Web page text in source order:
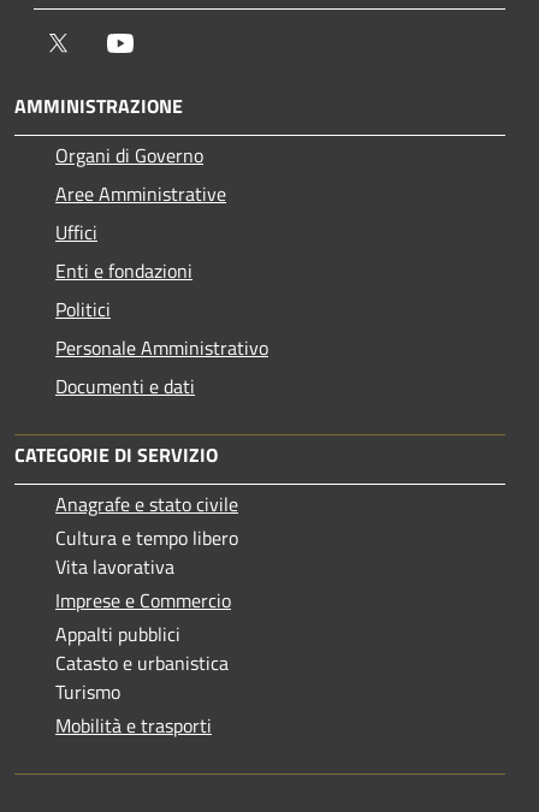
Twitter
AMMINISTRAZIONE
Organi di Governo
Aree Amministrative
Uffici
Enti e fondazioni
Politici
Personale Amministrativo
Documenti e dati
CATEGORIE DI SERVIZIO
Anagrafe e stato civile
Cultura e tempo libero
Vita lavorativa
Imprese e Commercio
Appalti pubblici
Catasto e urbanistica
Turismo
Mobilità e trasporti